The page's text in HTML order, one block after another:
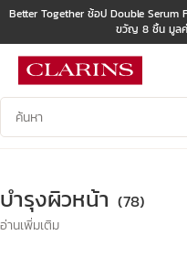
ไปที่ส่วนท้าย
Better Together ช้อป Double
ขวัญ 8 ชิ้น มูล
บันทึกข้อมูลค้นหา
บำรุงผิวหน้า (78)
อ่านเพิ่มเติม